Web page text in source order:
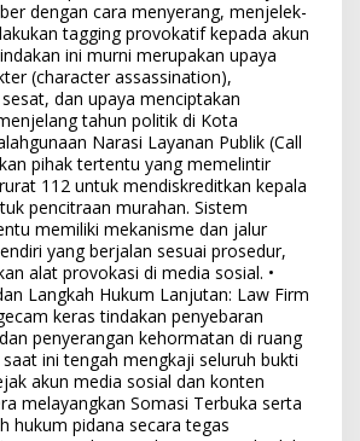
dengan cara menyerang, menjelek-
tagging provokatif kepada akun
ini murni merupakan upaya
(character assassination),
dan upaya menciptakan
tahun politik di Kota
Narasi Layanan Publik (Call
pihak tertentu yang memelintir
112 untuk mendiskreditkan kepala
pencitraan murahan. Sistem
memiliki mekanisme dan jalur
yang berjalan sesuai prosedur,
alat provokasi di media sosial. •
Langkah Hukum Lanjutan: Law Firm
keras tindakan penyebaran
penyerangan kehormatan di ruang
ini tengah mengkaji seluruh bukti
akun media sosial dan konten
melayangkan Somasi Terbuka serta
hukum pidana secara tegas